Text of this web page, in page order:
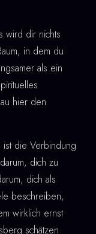
wird dir nichts
in dem du
als ein
hier den
die Verbindung
dich zu
dich als
beschreiben,
wirklich ernst
schätzen